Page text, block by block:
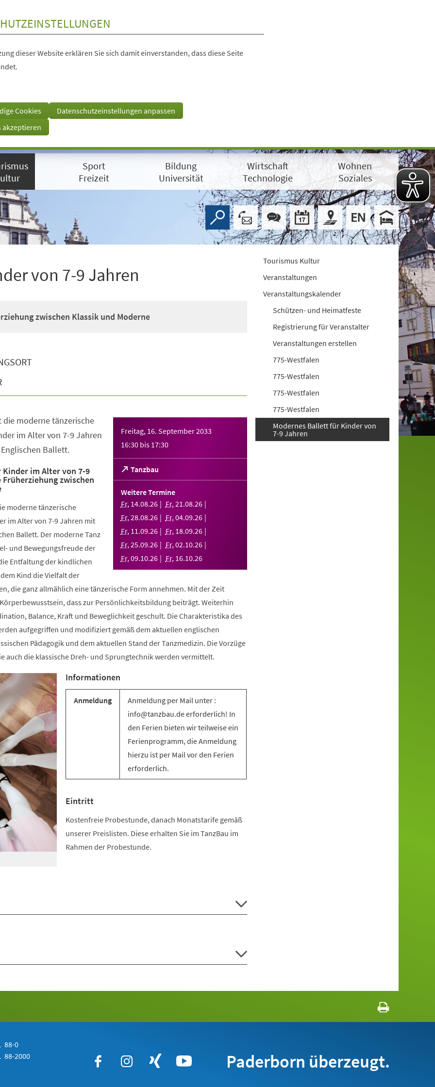
dieser Website erklären Sie sich damit einverstanden, dass diese Seite
Cookies
Datenschutzeinstellungen anpassen
akzeptieren
Sport
Freizeit
Bildung
Universität
Wirtschaft
Technologie
Wohnen
Soziales
von 7-9 Jahren
zwischen Klassik und Moderne
Freitag, 16. September 2033
16:30 bis 17:30
Tanzbau
(Öffnet
in
einem
Tab)
Weitere Termine
Fr, 14.08.26 Fr,21.08.26
Fr,28.08.26 Fr,04.09.26
Fr, 11.09.26 Fr, 18.09.26
Fr,25.09.26 Fr,02.10.26
Fr,09.10.26 Fr, 16.10.26
die moderne tänzerische
im Alter von 7-9 Jahren
Ballett.
im Alter von 7-9
zwischen
moderne tänzerische
im Alter von 7-9 Jahren mit
Ballett. Der moderne Tanz
und Bewegungsfreude der
Entfaltung der kindlichen
Kind die Vielfalt der
die ganz allmählich eine tänzerische Form annehmen. Mit der Zeit
dass zur Persönlichkeitsbildung beiträgt. Weiterhin
Balance, Kraft und Beweglichkeit geschult. Die Charakteristika des
aufgegriffen und modifiziert gemäß dem aktuellen englischen
Pädagogik und dem aktuellen Stand der Tanzmedizin. Die Vorzüge
auch die klassische Dreh- und Sprungtechnik werden vermittelt.
Informationen
Anmeldung
Anmeldung per Mail unter :
info@tanzbau.de erforderlich! In
den Ferien bieten wir teilweise ein
Ferienprogramm, die Anmeldung
hierzu ist per Mail vor den Ferien
erforderlich.
Eintritt
Kostenfreie Probestunde, danach Monatstarife gemäß
unserer Preislisten. Diese erhalten Sie im TanzBau im
Rahmen der Probestunde.
Tourismus Kultur
Veranstaltungen
Veranstaltungskalender
Schützen- und Heimatfeste
Registrierung für Veranstalter
Veranstaltungen erstellen
775-Westfalen
775-Westfalen
775-Westfalen
775-Westfalen
Modernes Ballett für Kinder von
7-9 Jahren
88-0
88-2000 Paderborn überzeugt.